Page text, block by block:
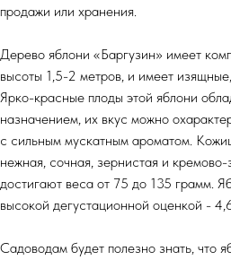
продажи или хранения.
Дерево яблони «Баргузин» имеет
высоты 1,5-2 метров, и имеет
Ярко-красные плоды этой яблони
назначением, их вкус можно
с сильным мускатным ароматом.
нежная, сочная, зернистая и
достигают веса от 75 до 135 грамм.
высокой дегустационной оценкой -
Садоводам будет полезно знать, что